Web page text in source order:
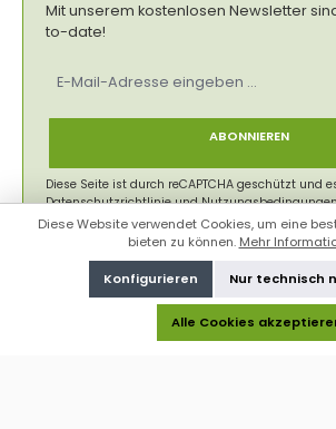
Mit unserem kostenlosen Newsletter
to-date!
Mail-
ABONNIEREN
Diese Seite ist durch reCAPTCHA geschützt und
Datenschutzrichtlinieund
Datenschutz
Ich habe dieDatenschutzbestimmungen
genommen und dieAGB
gelesen und bin
einverstanden.*
Diese Website verwendet Cookies, um eine
bieten zu können. Mehr
Nur technisch
Konfigurieren
Alle Cookies